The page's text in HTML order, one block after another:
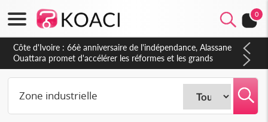
0
Côte d'Ivoire : À Abidjan, Amadou Oury Bah admire le modèle
ivoirien et veut s'en inspirer pour accélérer le développement
de la Guinée